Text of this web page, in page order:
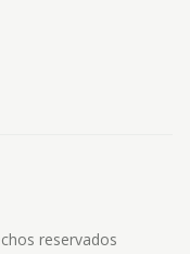
reservados